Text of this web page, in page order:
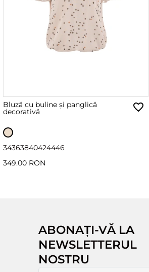
Bluză cu buline și panglică
decorativă
34363840424446
349.00 RON
ABONAȚI-VĂ LA
NEWSLETTERUL
NOSTRU